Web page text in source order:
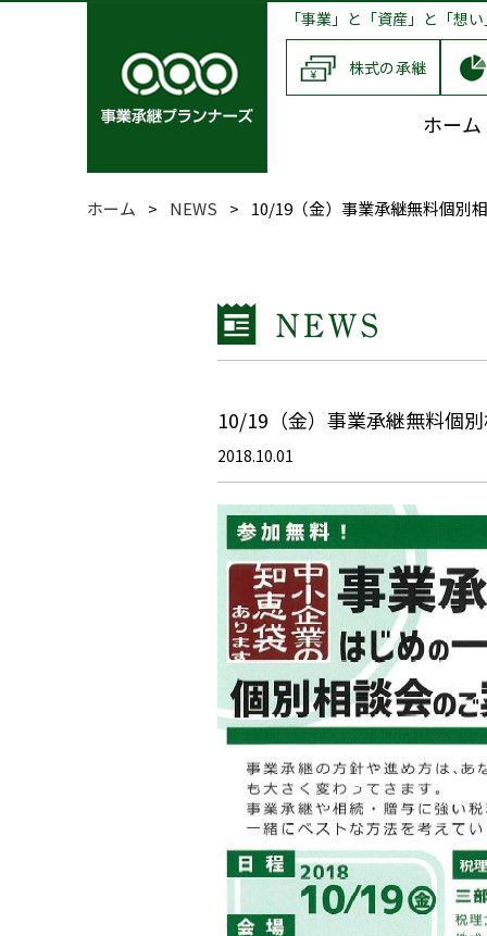
「事業」と「資産」と「想
株式の承継
ホーム
ホーム > NEWS > 10/19（金）事業承継無料個
10/19（金）事業承継無料個
2018.10.01